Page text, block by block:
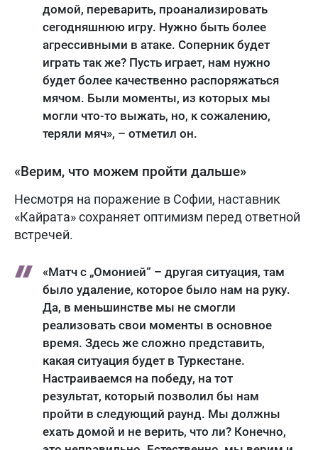
домой, переварить, проанализировать
сегодняшнюю игру. Нужно быть более
агрессивными в атаке. Соперник будет
играть так же? Пусть играет, нам нужно
будет более качественно распоряжаться
мячом. Были моменты, из которых мы
могли что-то выжать, но, к сожалению,
теряли мяч», – отметил он.
«Верим, что можем пройти дальше»
Несмотря на поражение в Софии, наставник
«Кайрата» сохраняет оптимизм перед ответной
встречей.
«Матч с „Омонией“ – другая ситуация, там
было удаление, которое было нам на руку.
Да, в меньшинстве мы не смогли
реализовать свои моменты в основное
время. Здесь же сложно представить,
какая ситуация будет в Туркестане.
Настраиваемся на победу, на тот
результат, который позволил бы нам
пройти в следующий раунд. Мы должны
ехать домой и не верить, что ли? Конечно,